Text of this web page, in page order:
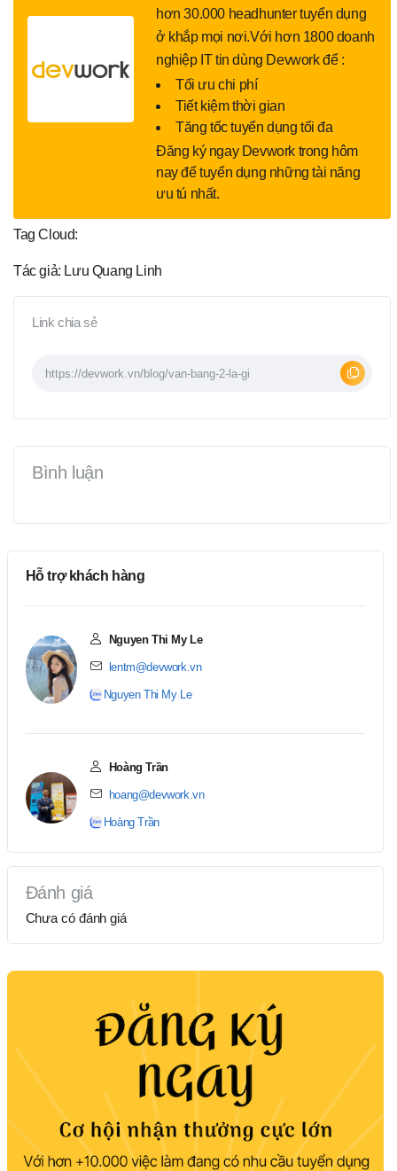
hơn 30.000 headhunter tuyển dụng
ở khắp mọi nơi.Với hơn 1800 doanh
nghiệp IT tin dùng Devwork để :
Tối ưu chi phí
Tiết kiệm thời gian
Tăng tốc tuyển dụng tối đa
Đăng ký ngay Devwork trong hôm
nay để tuyển dụng những tài năng
ưu tú nhất.
Tag Cloud:
Tác giả: Lưu Quang Linh
Link chia sẻ
Bình luận
Hỗ trợ khách hàng
Nguyen Thi My Le
lentm@devwork.vn
Nguyen Thi My Le
Hoàng Trần
hoang@devwork.vn
Hoàng Trần
Đánh giá
Chưa có đánh giá